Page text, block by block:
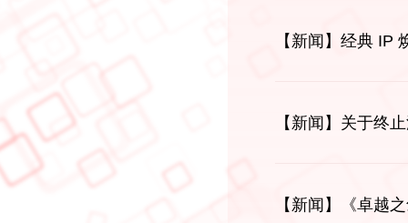
【新闻】 经典 IP
【新闻】 关于终
【新闻】 《卓越